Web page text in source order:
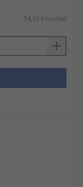
54,92 €/unidad